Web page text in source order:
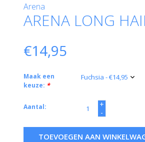
Arena
ARENA LONG
€14,95
Maak een
keuze: *
Aantal:
+
-
TOEVOEGEN AAN